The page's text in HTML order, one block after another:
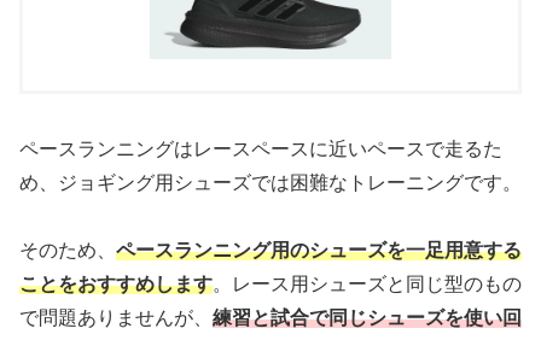
ペースランニングはレースペースに近いペースで走るた
め、ジョギング用シューズでは困難なトレーニングです。
そのため、 ペースランニング用のシューズを一足用意する
ことをおすすめします。レース用シューズと同じ型のもの
で問題ありませんが、 練習と試合で同じシューズを使い回